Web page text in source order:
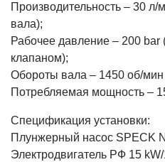
Производительность – 30 л/
вала);
Рабочее давление – 200 bar
клапаном);
Обороты вала – 1450 об/мин
Потребляемая мощность –
Спецификация установки:
Плунжерный насос SPECK
Электродвигатель РФ 15